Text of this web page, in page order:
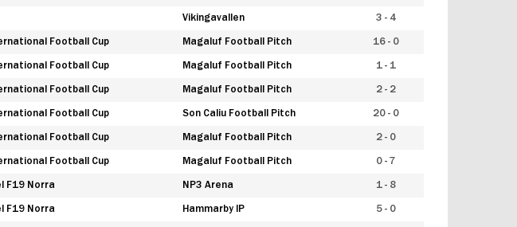
Vikingavallen 3 - 4
Football Cup Magaluf Football Pitch 16 - 0
Football Cup Magaluf Football Pitch 1 - 1
Football Cup Magaluf Football Pitch 2 - 2
Football Cup Son Caliu Football Pitch 20 - 0
Football Cup Magaluf Football Pitch 2 - 0
Football Cup Magaluf Football Pitch 0 - 7
F19 Norra NP3 Arena 1 - 8
F19 Norra Hammarby IP 5 - 0